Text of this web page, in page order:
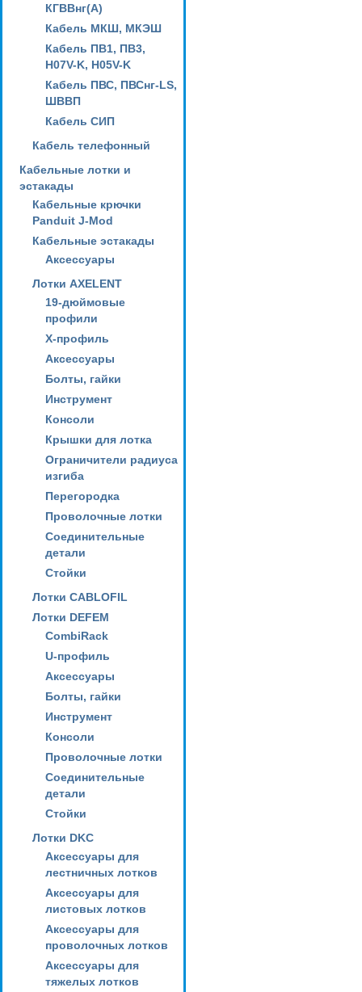
КГВВнг(А)
Кабель МКШ, МКЭШ
Кабель ПВ1, ПВ3,
H07V-K, H05V-K
Кабель ПВС, ПВСнг-LS,
ШВВП
Кабель СИП
Кабель телефонный
Кабельные лотки и
эстакады
Кабельные крючки
Panduit J-Mod
Кабельные эстакады
Аксессуары
Лотки AXELENT
19-дюймовые
профили
X-профиль
Аксессуары
Болты, гайки
Инструмент
Консоли
Крышки для лотка
Ограничители радиуса
изгиба
Перегородка
Проволочные лотки
Соединительные
детали
Стойки
Лотки CABLOFIL
Лотки DEFEM
CombiRack
U-профиль
Аксессуары
Болты, гайки
Инструмент
Консоли
Проволочные лотки
Соединительные
детали
Стойки
Лотки DKC
Аксессуары для
лестничных лотков
Аксессуары для
листовых лотков
Аксессуары для
проволочных лотков
Аксессуары для
тяжелых лотков